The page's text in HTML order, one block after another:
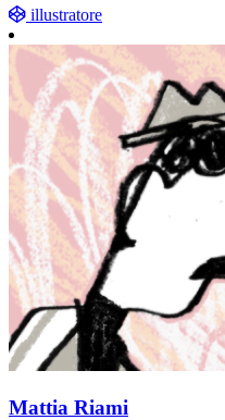
illustratore
Mattia Riami